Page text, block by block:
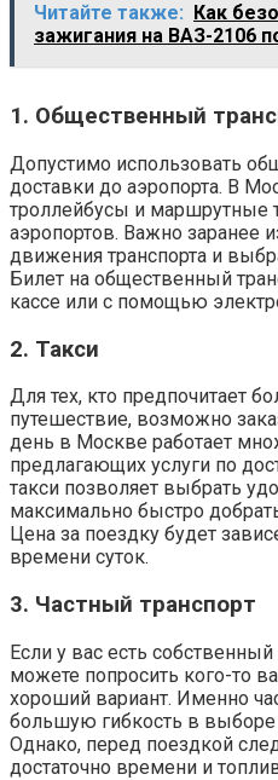
Читайте также:
Как
зажигания на ВАЗ-2106
1. Общественный
Допустимо использовать
доставки до аэропорта. В
троллейбусы и маршрутные
аэропортов. Важно заранее
движения транспорта и
Билет на общественный
кассе или с помощью
2. Такси
Для тех, кто предпочитает
путешествие, возможно
день в Москве работает
предлагающих услуги по
такси позволяет выбрать
максимально быстро
Цена за поездку будет
времени суток.
3. Частный транспорт
Если у вас есть
можете попросить кого-то
хороший вариант. Именно
большую гибкость в
Однако, перед поездкой
достаточно времени и